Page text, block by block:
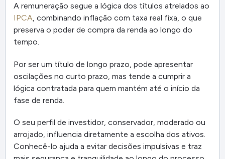
A remuneração segue a lógica dos títulos atrelados ao
IPCA, combinando inflação com taxa real fixa, o que
preserva o poder de compra da renda ao longo do
tempo.
Por ser um título de longo prazo, pode apresentar
oscilações no curto prazo, mas tende a cumprir a
lógica contratada para quem mantém até o início da
fase de renda.
O seu perfil de investidor, conservador, moderado ou
arrojado, influencia diretamente a escolha dos ativos.
Conhecê-lo ajuda a evitar decisões impulsivas e traz